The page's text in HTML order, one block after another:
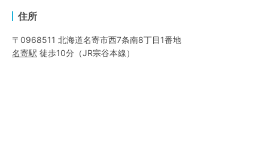
住所
〒0968511 北海道名寄市西7条南8丁目1番地
名寄駅 徒歩10分 （JR宗谷本線）